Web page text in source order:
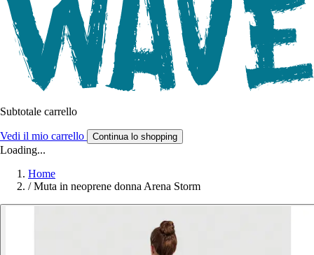
Subtotale carrello
Vedi il mio carrello Continua lo shopping
Loading...
Home
/ Muta in neoprene donna Arena Storm